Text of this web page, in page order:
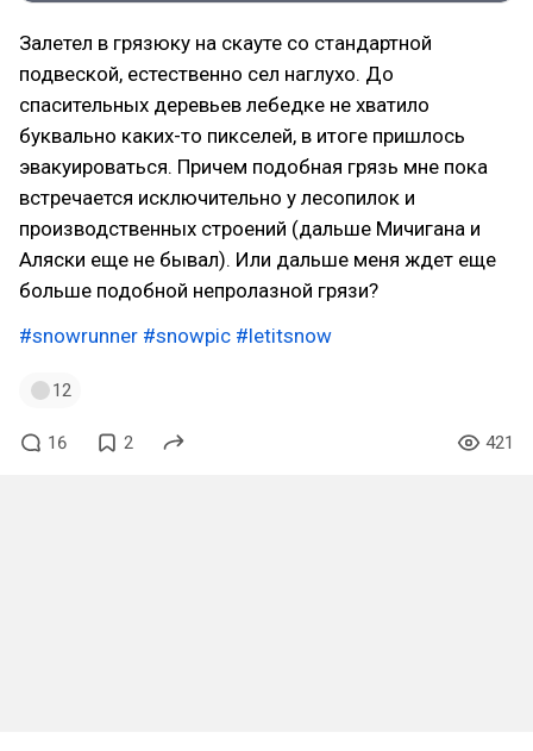
Залетел в грязюку на скауте со стандартной
подвеской, естественно сел наглухо. До
спасительных деревьев лебедке не хватило
буквально каких-то пикселей, в итоге пришлось
эвакуироваться. Причем подобная грязь мне пока
встречается исключительно у лесопилок и
производственных строений (дальше Мичигана и
Аляски еще не бывал). Или дальше меня ждет еще
больше подобной непролазной грязи?
#snowrunner #snowpic #letitsnow
12
16 2 421